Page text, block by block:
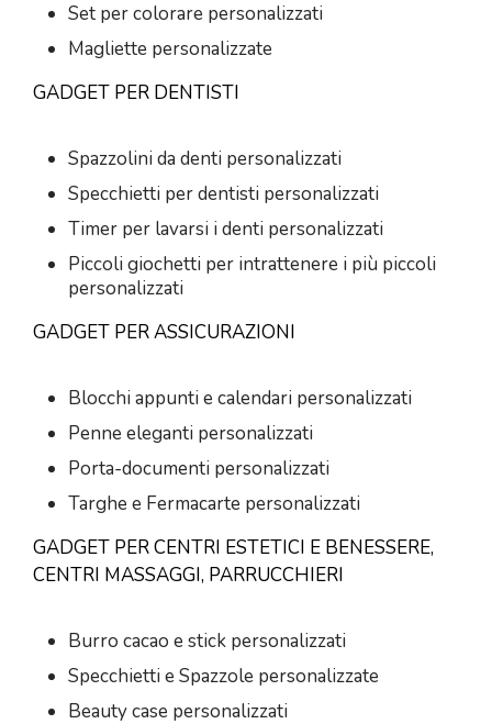
Set per colorare personalizzati
Magliette personalizzate
GADGET PER DENTISTI
Spazzolini da denti personalizzati
Specchietti per dentisti personalizzati
Timer per lavarsi i denti personalizzati
Piccoli giochetti per intrattenere i più piccoli
personalizzati
GADGET PER ASSICURAZIONI
Blocchi appunti e calendari personalizzati
Penne eleganti personalizzati
Porta-documenti personalizzati
Targhe e Fermacarte personalizzati
GADGET PER CENTRI ESTETICI E BENESSERE,
CENTRI MASSAGGI, PARRUCCHIERI
Burro cacao e stick personalizzati
Specchietti e Spazzole personalizzate
Beauty case personalizzati